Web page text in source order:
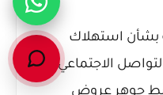
بشأن استهلاك
الاجتماعي